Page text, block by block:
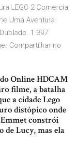
LEGO 2 Comercial
Uma Aventura
1 397
Compartilhar no
Online HDCAM
filme, a batalha
a cidade Lego
distópico onde
constrói
de Lucy, mas ela